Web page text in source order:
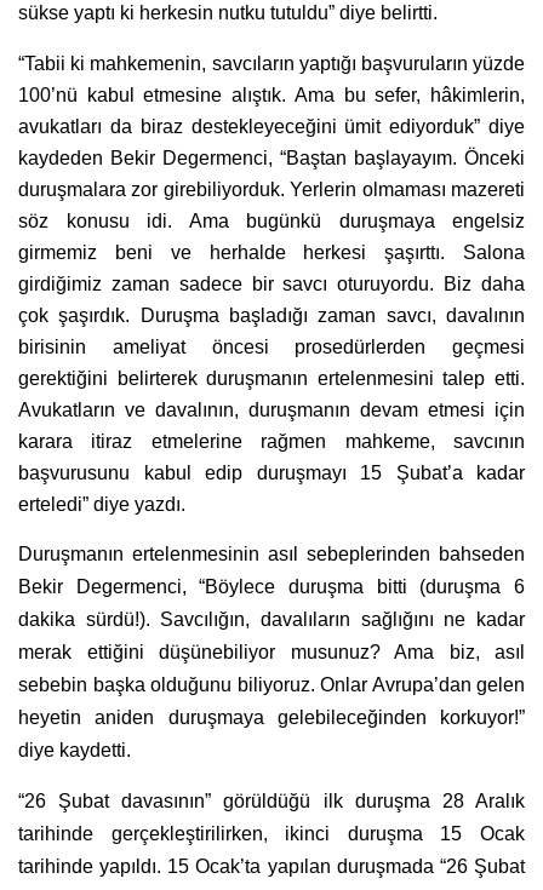
sükse yaptı ki herkesin nutku tutuldu” diye belirtti.
“Tabii ki mahkemenin, savcıların yaptığı başvuruların yüzde
100’nü kabul etmesine alıştık. Ama bu sefer, hâkimlerin,
avukatları da biraz destekleyeceğini ümit ediyorduk” diye
kaydeden Bekir Degermenci, “Baştan başlayayım. Önceki
duruşmalara zor girebiliyorduk. Yerlerin olmaması mazereti
söz konusu idi. Ama bugünkü duruşmaya engelsiz
girmemiz beni ve herhalde herkesi şaşırttı. Salona
girdiğimiz zaman sadece bir savcı oturuyordu. Biz daha
çok şaşırdık. Duruşma başladığı zaman savcı, davalının
birisinin ameliyat öncesi prosedürlerden geçmesi
gerektiğini belirterek duruşmanın ertelenmesini talep etti.
Avukatların ve davalının, duruşmanın devam etmesi için
karara itiraz etmelerine rağmen mahkeme, savcının
başvurusunu kabul edip duruşmayı 15 Şubat’a kadar
erteledi” diye yazdı.
Duruşmanın ertelenmesinin asıl sebeplerinden bahseden
Bekir Degermenci, “Böylece duruşma bitti (duruşma 6
dakika sürdü!). Savcılığın, davalıların sağlığını ne kadar
merak ettiğini düşünebiliyor musunuz? Ama biz, asıl
sebebin başka olduğunu biliyoruz. Onlar Avrupa’dan gelen
heyetin aniden duruşmaya gelebileceğinden korkuyor!”
diye kaydetti.
“26 Şubat davasının” görüldüğü ilk duruşma 28 Aralık
tarihinde gerçekleştirilirken, ikinci duruşma 15 Ocak
tarihinde yapıldı. 15 Ocak’ta yapılan duruşmada “26 Şubat